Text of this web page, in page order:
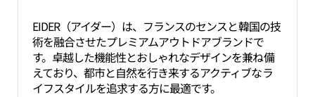
EIDER（アイダー）は、フランスのセンスと韓国の技
術を融合させたプレミアムアウトドアブランドで
す。卓越した機能性とおしゃれなデザインを兼ね備
えており、都市と自然を行き来するアクティブなラ
イフスタイルを追求する方に最適です。